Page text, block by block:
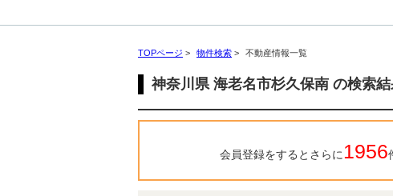
TOPページ > 物件検索 > 不動産情報一覧
神奈川県 海老名市杉久保南 の検索
会員登録をするとさらに 1956